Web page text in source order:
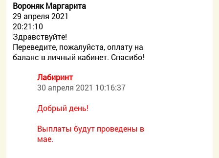
Вороняк Маргарита
29 апреля 2021
20:21:10
Здравствуйте!
Переведите, пожалуйста, оплату на
баланс в личный кабинет. Спасибо!
Лабиринт
30 апреля 2021 10:16:37
Добрый день!
Выплаты будут проведены в
мае.